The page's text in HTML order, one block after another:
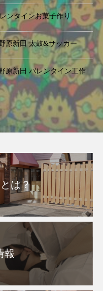
ンタインお菓子作り
原新田 太鼓&サッカー
原新田 バレンタイン工作
は？
報